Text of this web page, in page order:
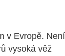
v Evropě. Není
vysoká věž